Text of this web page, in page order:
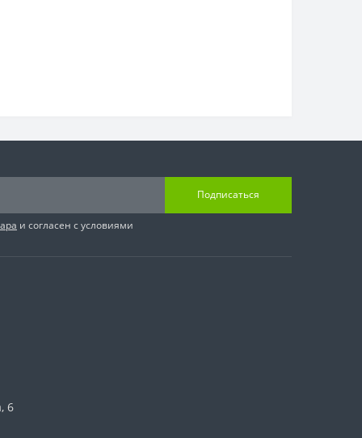
Подписаться
и согласен с условиями
6